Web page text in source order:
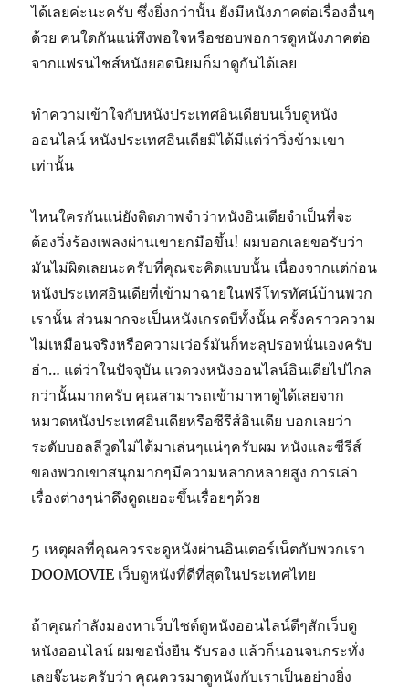
ได้เลยค่ะนะครับ ซึ่งยิ่งกว่านั้น ยังมีหนังภาคต่อเรื่องอื่นๆ
ด้วย คนใดกันแน่พึงพอใจหรือชอบพอการดูหนังภาคต่อ
จากแฟรนไชส์หนังยอดนิยมก็มาดูกันได้เลย
ทำความเข้าใจกับหนังประเทศอินเดียบนเว็บดูหนัง
ออนไลน์ หนังประเทศอินเดียมิได้มีแต่ว่าวิ่งข้ามเขา
เท่านั้น
ไหนใครกันแน่ยังติดภาพจำว่าหนังอินเดียจำเป็นที่จะ
ต้องวิ่งร้องเพลงผ่านเขายกมือขึ้น! ผมบอกเลยขอรับว่า
มันไม่ผิดเลยนะครับที่คุณจะคิดแบบนั้น เนื่องจากแต่ก่อน
หนังประเทศอินเดียที่เข้ามาฉายในฟรีโทรทัศน์บ้านพวก
เรานั้น ส่วนมากจะเป็นหนังเกรดบีทั้งนั้น ครั้งคราวความ
ไม่เหมือนจริงหรือความเว่อร์มันก็ทะลุปรอทนั่นเองครับ
ฮ่า… แต่ว่าในปัจจุบัน แวดวงหนังออนไลน์อินเดียไปไกล
กว่านั้นมากครับ คุณสามารถเข้ามาหาดูได้เลยจาก
หมวดหนังประเทศอินเดียหรือซีรีส์อินเดีย บอกเลยว่า
ระดับบอลลีวูดไม่ได้มาเล่นๆแน่ๆครับผม หนังและซีรีส์
ของพวกเขาสนุกมากๆมีความหลากหลายสูง การเล่า
เรื่องต่างๆน่าดึงดูดเยอะขึ้นเรื่อยๆด้วย
5 เหตุผลที่คุณควรจะดูหนังผ่านอินเตอร์เน็ตกับพวกเรา
DOOMOVIE เว็บดูหนังที่ดีที่สุดในประเทศไทย
ถ้าคุณกำลังมองหาเว็บไซต์ดูหนังออนไลน์ดีๆสักเว็บดู
หนังออนไลน์ ผมขอนั่งยืน รับรอง แล้วก็นอนจนกระทั่ง
เลยจ๊ะนะครับว่า คุณควรมาดูหนังกับเราเป็นอย่างยิ่ง